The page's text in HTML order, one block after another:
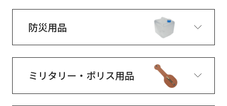
防災用品
ミリタリー・ポリス用品